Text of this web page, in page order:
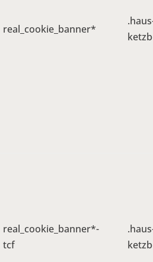
real_cookie_banner*
real_cookie_banner*-
tcf